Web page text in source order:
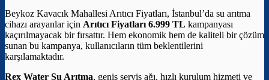
Beykoz Kavacık Mahallesi Arıtıcı Fiyatları, İstanbul’da su arıtma
cihazı arayanlar için Arıtıcı Fiyatları 6.999 TL kampanyası
kaçırılmayacak bir fırsattır. Hem ekonomik hem de kaliteli bir çözüm
sunan bu kampanya, kullanıcıların tüm beklentilerini
karşılamaktadır.
Rex Water Su Arıtma, geniş servis ağı, hızlı kurulum hizmeti ve